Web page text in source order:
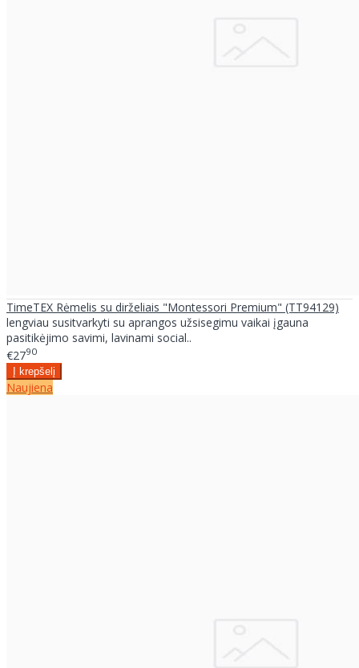
TimeTEX Rėmelis su dirželiais "Montessori Premium" (TT94129)
lengviau susitvarkyti su aprangos užsisegimu vaikai įgauna
pasitikėjimo savimi, lavinami social..
€2790
Naujiena